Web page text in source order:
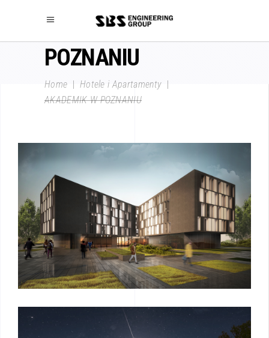
AKADEMIK W
POZNANIU
Home | Hotele i Apartamenty |
AKADEMIK W POZNANIU